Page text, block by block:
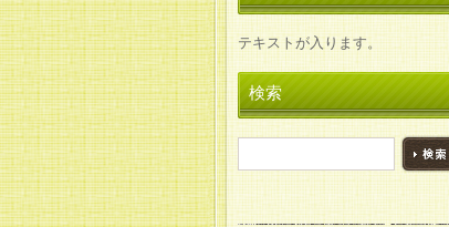
テキストが入ります。
検索